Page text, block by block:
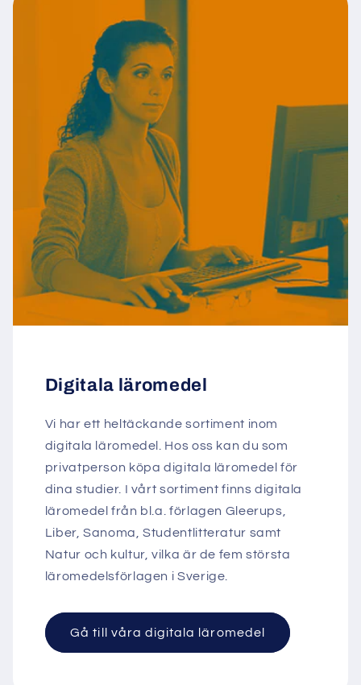
Digitala läromedel
Vi har ett heltäckande sortiment inom
digitala läromedel. Hos oss kan du som
privatperson köpa digitala läromedel för
dina studier. I vårt sortiment finns digitala
läromedel från bl.a. förlagen Gleerups,
Liber, Sanoma, Studentlitteratur samt
Natur och kultur, vilka är de fem största
läromedelsförlagen i Sverige.
Gå till våra digitala läromedel